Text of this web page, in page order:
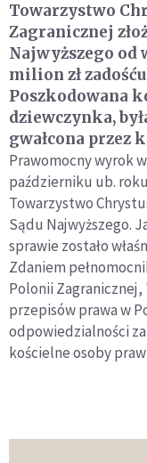
Towarzystwo
Zagranicznej
Najwyższego od
milion zł
Poszkodowana
dziewczynka,
gwałcona przez
Prawomocny wyrok
październiku ub.
Towarzystwo
Sądu Najwyższego.
sprawie zostało
Zdaniem
Polonii
przepisów prawa w
odpowiedzialności
kościelne osoby